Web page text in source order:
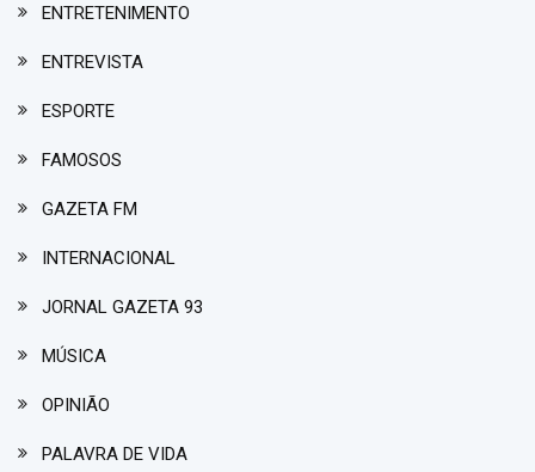
ENTRETENIMENTO
ENTREVISTA
ESPORTE
FAMOSOS
GAZETA FM
INTERNACIONAL
JORNAL GAZETA 93
MÚSICA
OPINIÃO
PALAVRA DE VIDA